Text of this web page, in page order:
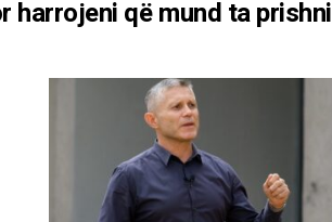
harrojeni që mund ta prishni